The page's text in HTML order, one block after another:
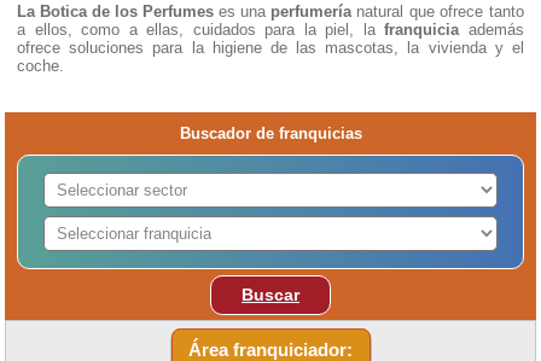
La Botica de los Perfumes es una perfumería natural que ofrece tanto
a ellos, como a ellas, cuidados para la piel, la franquicia además
ofrece soluciones para la higiene de las mascotas, la vivienda y el
coche.
Buscador de franquicias
Buscar
Área franquiciador: